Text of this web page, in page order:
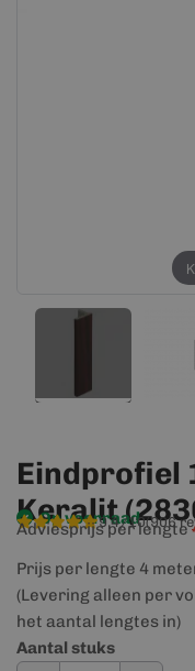
Eindprofiel
Keralit
Op voorraad
9,4/10(906
Adviesprijs per lengte
Prijs per lengte 4
(Levering alleen per
het aantal lengtes in)
Aantal stuks